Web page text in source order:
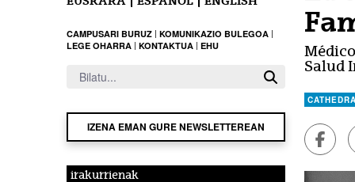
CAMPUSARI BURUZ KOMUNIKAZIO BULEGOA
LEGE OHARRA KONTAKTUA EHU
IZENA EMAN GURE NEWSLETTEREAN
irakurrienak
Salud
CATHEDRA